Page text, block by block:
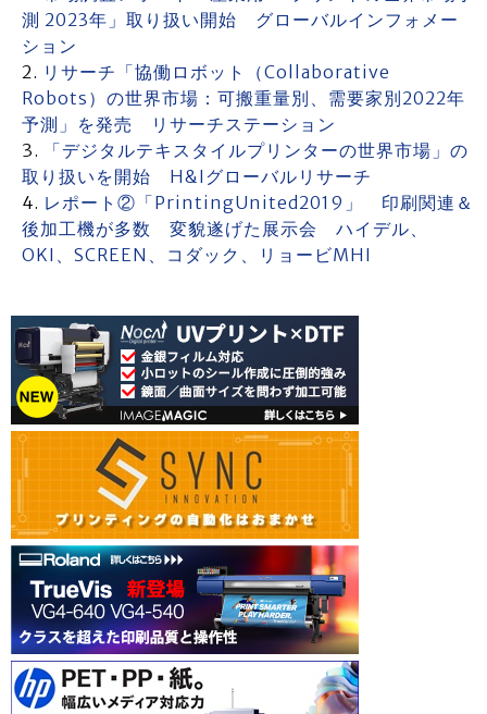
測 2023年」取り扱い開始 グローバルインフォメー
ション
リサーチ「協働ロボット（Collaborative
Robots）の世界市場：可搬重量別、需要家別2022年
予測」を発売 リサーチステーション
「デジタルテキスタイルプリンターの世界市場」の
取り扱いを開始 H&Iグローバルリサーチ
レポート②「PrintingUnited2019」 印刷関連＆
後加工機が多数 変貌遂げた展示会 ハイデル、
OKI、SCREEN、コダック、リョービMHI